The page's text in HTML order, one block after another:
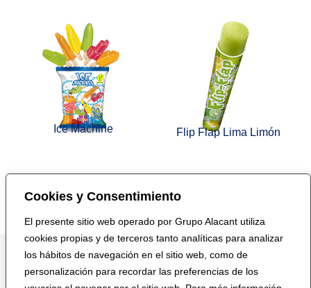
Cookies y Consentimiento
El presente sitio web operado por Grupo Alacant utiliza
cookies propias y de terceros tanto analíticas para analizar
los hábitos de navegación en el sitio web, como de
personalización para recordar las preferencias de los
Ice Machine Flip Flap Lima Limón
Volver a Infantiles veganos